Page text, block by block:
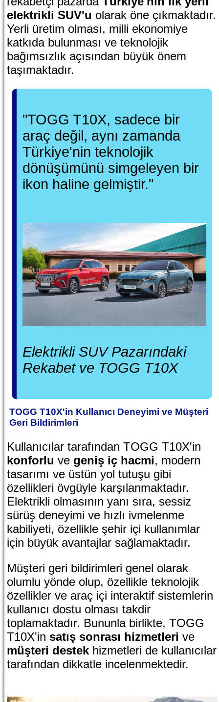
elektrikli SUV'u olarak öne çıkmaktadır.
Yerli üretim olması, milli ekonomiye
katkıda bulunması ve teknolojik
bağımsızlık açısından büyük önem
taşımaktadır.
"TOGG T10X, sadece bir
araç değil, aynı zamanda
Türkiye'nin teknolojik
dönüşümünü simgeleyen bir
ikon haline gelmiştir."
Elektrikli SUV Pazarındaki
Rekabet ve TOGG T10X
TOGG T10X'in Kullanıcı Deneyimi ve Müşteri
Geri Bildirimleri
Kullanıcılar tarafından TOGG T10X'in
konforlu ve geniş iç hacmi, modern
tasarımı ve üstün yol tutuşu gibi
özellikleri övgüyle karşılanmaktadır.
Elektrikli olmasının yanı sıra, sessiz
sürüş deneyimi ve hızlı ivmelenme
kabiliyeti, özellikle şehir içi kullanımlar
için büyük avantajlar sağlamaktadır.
Müşteri geri bildirimleri genel olarak
olumlu yönde olup, özellikle teknolojik
özellikler ve araç içi interaktif sistemlerin
kullanıcı dostu olması takdir
toplamaktadır. Bununla birlikte, TOGG
T10X'in satış sonrası hizmetleri ve
müşteri destekhizmetleri de kullanıcılar
tarafından dikkatle incelenmektedir.